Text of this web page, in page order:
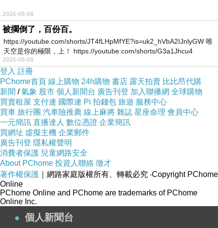
們僅僅只是引用了官方的海報和劇照都曾進行過
法律文書的查閱，嚴謹的討論以及尋找相關的專
業人士去進行過咨詢，那麼這些一時見著無兩的
短視頻博主，是否有過這方面的考量呢。這類型
的短視頻，幾乎是所有的視頻素材都是來自於原
作品的剪輯，且不論是否在視頻里進行評論，光
是未經授權就對具有著作權的作品進行重新的剪
輯和傳播，這本身，就已經是一種侵權行為了。
在短視頻剛剛興趣的早期，因為我原來一直在寫
影視類評論，倒也想過，如果將電影劇集里最精
彩的部分給剪出來，然後再配上自己寫的影評，
是不是會更有市場，同時會不會更符合當時傳播
的主流形態呢，但是因為想到了侵權問題，加上
對於視頻剪輯完全不懂，所以最終也就作罷了。
同時代寫影評的小夥伴，有一些真的就那樣子操
作了，現在似乎也已經做到了影視類短視頻頻道
的頭部了，我總隱隱有些擔憂，畢竟這更像是在
2026-08-08
被擱倒了，百份百。
https://youtube.com/shorts/JT4fLHpMfYE?is=uk2_hVbA2IJnlyGW 唯
天空是你的極限，上！ https://youtube.com/shorts/G3a1Jhcu4
2026-08-08
登入 註冊
PChome首頁 線上購物 24h購物 書店 露天拍賣 比比昂代購
新聞 /氣象 股市 個人新聞台 廣告刊登 加入聯播網 全球購物
買賣租屋 支付連 國際連 Pi 拍錢包 旅遊 服務中心
買車 旅行團 汽車險推薦 線上麻將 雜誌 星座命理 會員中心
一元簡訊 直播達人 數位憑證 企業簡訊
買網址 虛擬主機 企業郵件
廣告刊登 隱私權聲明
消費者保護 兒童網路安全
About PChome 投資人聯絡 徵才
著作權保護 ｜網路家庭版權所有、轉載必究 ‧Copyright PChome
Online
PChome Online and PChome are trademarks of PChome
Online Inc.
個人新聞台